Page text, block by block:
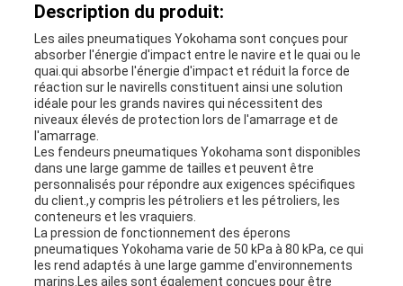
PLAN
SITE
PRIVACY
POLICY
Description du produit:
Les ailes pneumatiques Yokohama sont conçues pour
absorber l'énergie d'impact entre le navire et le quai ou le
quai.qui absorbe l'énergie d'impact et réduit la force de
réaction sur le navireIls constituent ainsi une solution
idéale pour les grands navires qui nécessitent des
niveaux élevés de protection lors de l'amarrage et de
l'amarrage.
Les fendeurs pneumatiques Yokohama sont disponibles
dans une large gamme de tailles et peuvent être
personnalisés pour répondre aux exigences spécifiques
du client.,y compris les pétroliers et les pétroliers, les
conteneurs et les vraquiers.
La pression de fonctionnement des éperons
pneumatiques Yokohama varie de 50 kPa à 80 kPa, ce qui
les rend adaptés à une large gamme d'environnements
marins.Les ailes sont également conçues pour être